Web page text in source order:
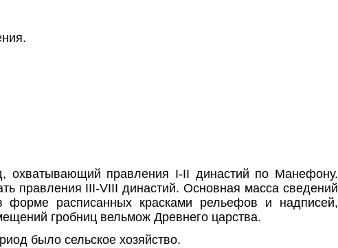
охватывающий правления I-II династий по Манефону.
правления III-VIII династий. Основная масса сведений
расписанных красками рельефов и надписей,
гробниц вельмож Древнего царства.
было сельское хозяйство.